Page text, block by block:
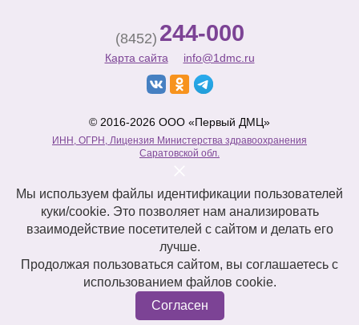
(8452) 244-000
Карта сайта info@1dmc.ru
© 2016-2026 ООО «Первый ДМЦ»
ИНН, ОГРН, Лицензия Министерства здравоохранения
Саратовской обл.
Мы используем файлы идентификации пользователей
куки/cookie. Это позволяет нам анализировать
взаимодействие посетителей с сайтом и делать его
лучше.
Продолжая пользоваться сайтом, вы соглашаетесь с
использованием файлов cookie.
Согласен